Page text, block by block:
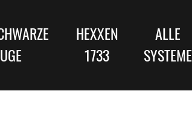
HEXXEN
1733
ALLE
SYSTEME